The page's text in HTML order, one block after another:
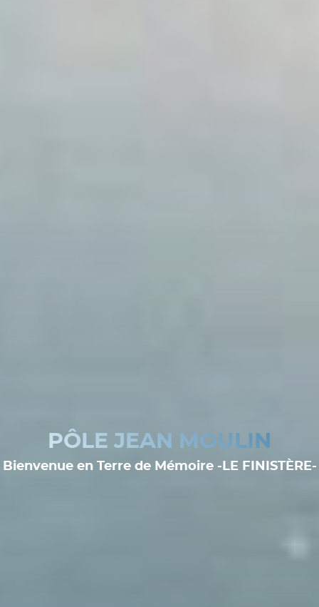
PÔLE JEAN MOULIN
Bienvenue en Terre de Mémoire -LE FINISTÈRE-